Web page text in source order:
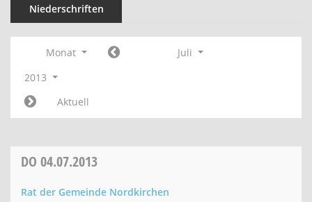
Niederschriften
Monat
Juli
2013
Aktuell
DO 04.07.2013
Rat der Gemeinde Nordkirchen